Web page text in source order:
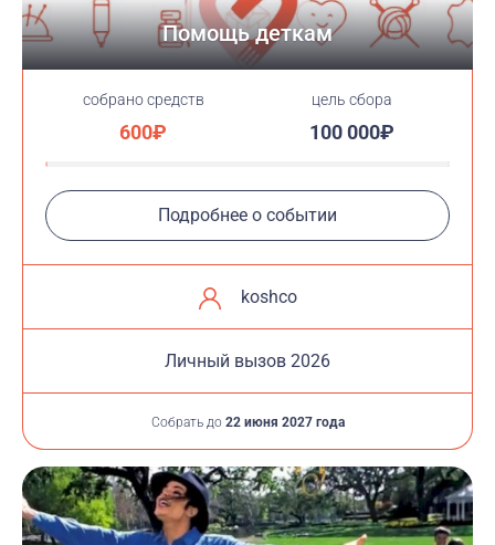
Помощь деткам
cобрано средств
600₽
цель сбора
100 000₽
Подробнее о событии
koshco
Личный вызов 2026
Собрать до 22 июня 2027 года